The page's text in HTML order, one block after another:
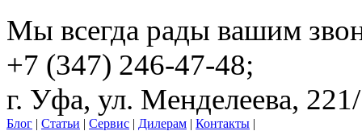
Мы всегда рады вашим
+7 (347) 246-47-48;
г. Уфа, ул. Менделеева,
Блог | Статьи | Сервис | Дилерам | Контакты |